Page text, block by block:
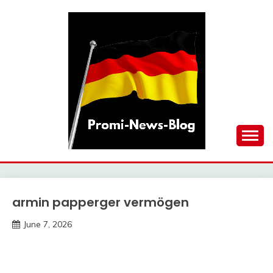
PROMI-NEWS-BLOG
Trends
armin papperger vermögen
June 7, 2026